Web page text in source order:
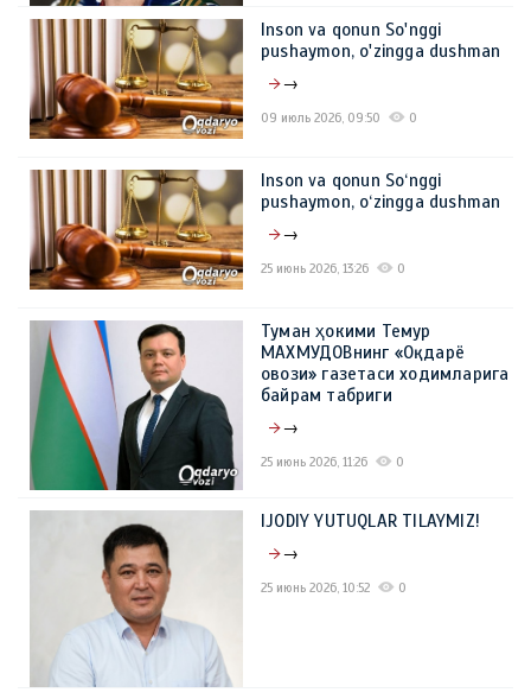
Inson va qonun So'nggi
pushaymon, o'zingga dushman
→
09 июль 2026, 09:50 0
Inson va qonun So‘nggi
pushaymon, o‘zingga dushman
→
25 июнь 2026, 13:26 0
Туман ҳокими Темур
МАХМУДОВнинг «Оқдарё
овози» газетаси ходимларига
байрам табриги
→
25 июнь 2026, 11:26 0
IJODIY YUTUQLAR TILAYMIZ!
→
25 июнь 2026, 10:52 0